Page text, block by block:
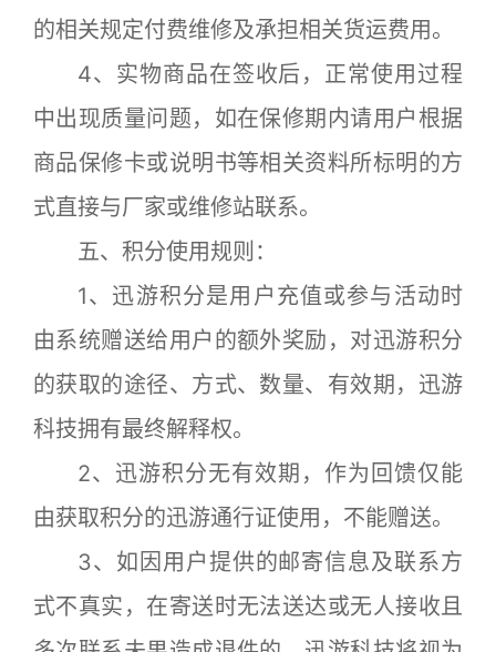
的相关规定付费维修及承担相关货运费用。
4、实物商品在签收后，正常使用过程
中出现质量问题，如在保修期内请用户根据
商品保修卡或说明书等相关资料所标明的方
式直接与厂家或维修站联系。
五、积分使用规则：
1、迅游积分是用户充值或参与活动时
由系统赠送给用户的额外奖励，对迅游积分
的获取的途径、方式、数量、有效期，迅游
科技拥有最终解释权。
2、迅游积分无有效期，作为回馈仅能
由获取积分的迅游通行证使用，不能赠送。
3、如因用户提供的邮寄信息及联系方
式不真实，在寄送时无法送达或无人接收且